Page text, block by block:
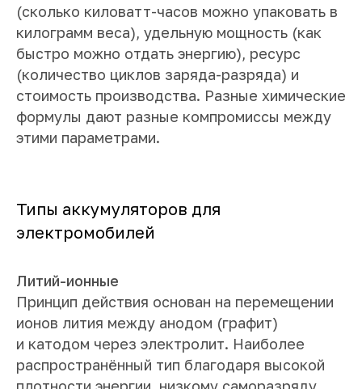
(сколько киловатт-часов можно упаковать в
килограмм веса), удельную мощность (как
быстро можно отдать энергию), ресурс
(количество циклов заряда-разряда) и
стоимость производства. Разные химические
формулы дают разные компромиссы между
этими параметрами.
Типы аккумуляторов для
электромобилей
Литий-ионные
Принцип действия основан на перемещении
ионов лития между анодом (графит)
и катодом через электролит. Наиболее
распространённый тип благодаря высокой
плотности энергии, низкому саморазряду